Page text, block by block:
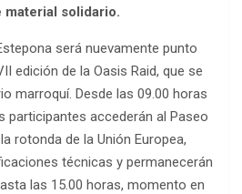
material solidario.
será nuevamente punto
edición de la Oasis Raid, que se
marroquí. Desde las 09.00 horas
participantes accederán al Paseo
rotonda de la Unión Europea,
técnicas y permanecerán
las 15.00 horas, momento en